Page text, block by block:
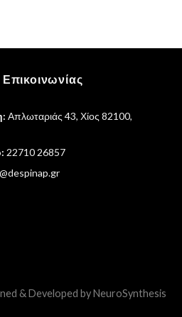
Επικοινωνίας
Απλωταριάς 43, Χίος 82100,
22710 26857
& Developed byNeuroSynthesis